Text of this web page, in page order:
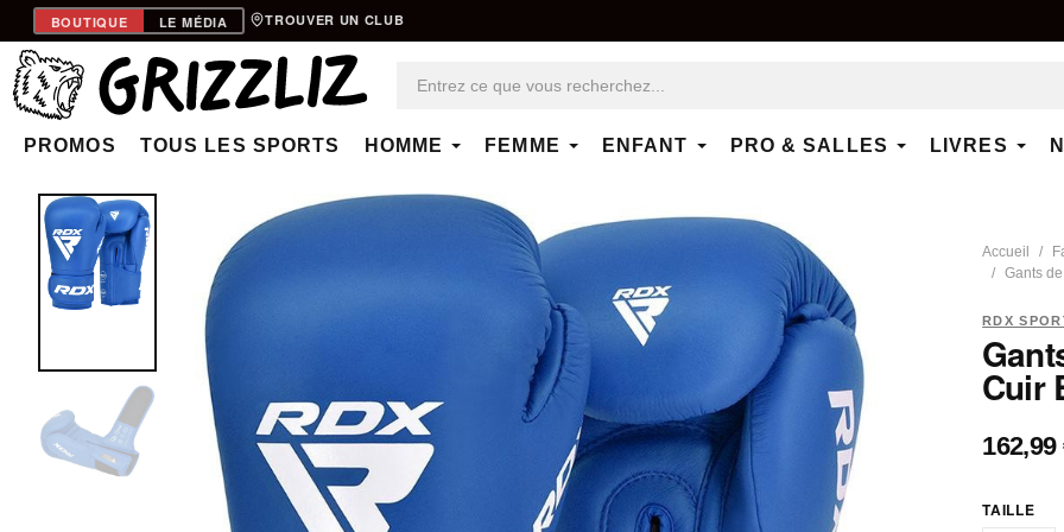
BOUTIQUE LE MÉDIA TROUVER UN CLUB
PROMOS TOUS LES SPORTS HOMME FEMME ENFANT PRO & SALLES LIVRES
Accueil
Gants
RDX
Cuir
162,99
TAILLE